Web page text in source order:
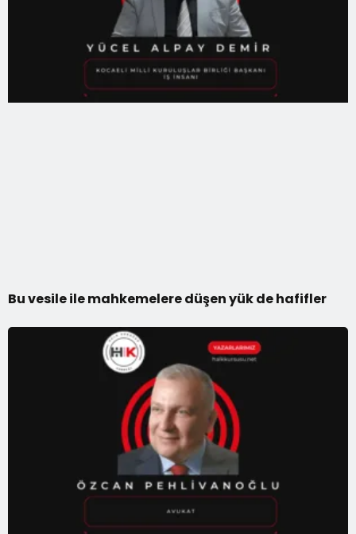
Bu vesile ile mahkemelere düşen yük de hafifler